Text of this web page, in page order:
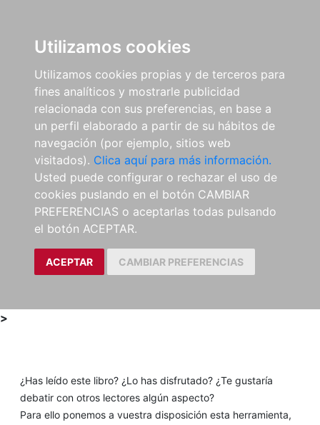
Utilizamos cookies
Utilizamos cookies propias y de terceros para
fines analíticos y mostrarle publicidad
relacionada con sus preferencias, en base a
un perfil elaborado a partir de su hábitos de
navegación (por ejemplo, sitios web
visitados). Clica aquí para más información.
Usted puede configurar o rechazar el uso de
cookies puslando en el botón CAMBIAR
PREFERENCIAS o aceptarlas todas pulsando
el botón ACEPTAR.
ACEPTAR CAMBIAR PREFERENCIAS
>
¿Has leído este libro? ¿Lo has disfrutado? ¿Te gustaría
debatir con otros lectores algún aspecto?
Para ello ponemos a vuestra disposición esta herramienta,